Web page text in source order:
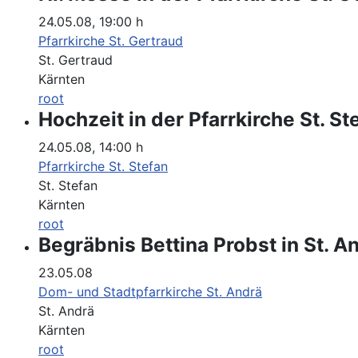
24.05.08, 19:00 h
Pfarrkirche St. Gertraud
St. Gertraud
Kärnten
root
Hochzeit in der Pfarrkirche St.
24.05.08, 14:00 h
Pfarrkirche St. Stefan
St. Stefan
Kärnten
root
Begräbnis Bettina Probst in St.
23.05.08
Dom- und Stadtpfarrkirche St. Andrä
St. Andrä
Kärnten
root